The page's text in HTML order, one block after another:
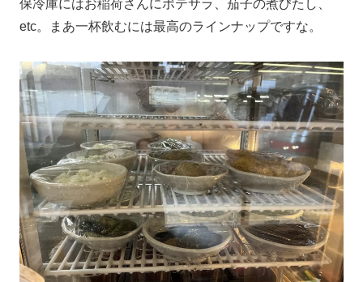
保冷庫にはお稲荷さんにポテサラ、茄子の煮びたし、
etc。まあ一杯飲むには最高のラインナップですな。